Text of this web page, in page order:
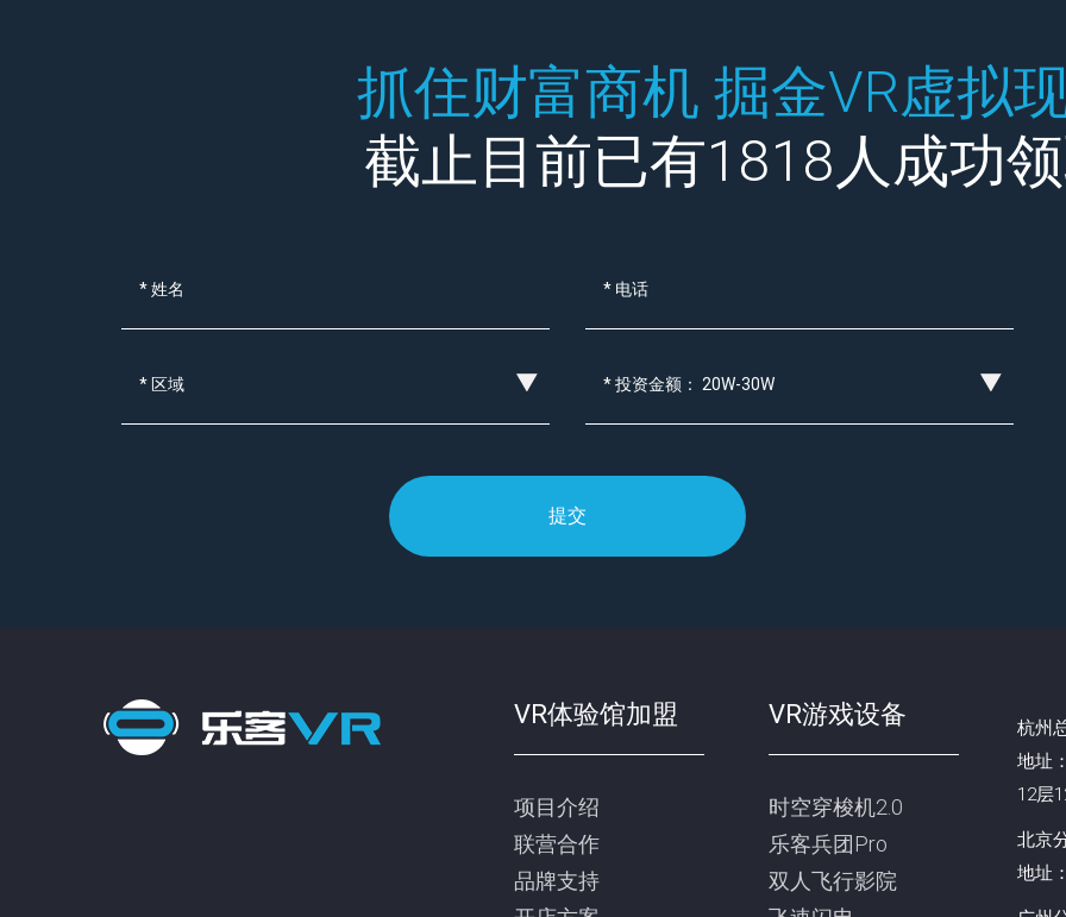
抓住财富商机 掘金VR虚拟
截止目前已有1818人成功
提交
VR体验馆加盟
项目介绍
联营合作
品牌支持
VR游戏设备
时空穿梭机2.0
乐客兵团Pro
双人飞行影院
杭州
地址
12层
北京
地址